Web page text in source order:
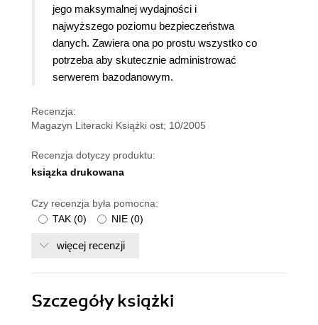
jego maksymalnej wydajności i
najwyższego poziomu bezpieczeństwa
danych. Zawiera ona po prostu wszystko co
potrzeba aby skutecznie administrować
serwerem bazodanowym.
Recenzja:
Magazyn Literacki Książki ost; 10/2005
Recenzja dotyczy produktu:
ksiązka drukowana
Czy recenzja była pomocna:
TAK (0) NIE (0)
więcej recenzji
Szczegółyksiążki